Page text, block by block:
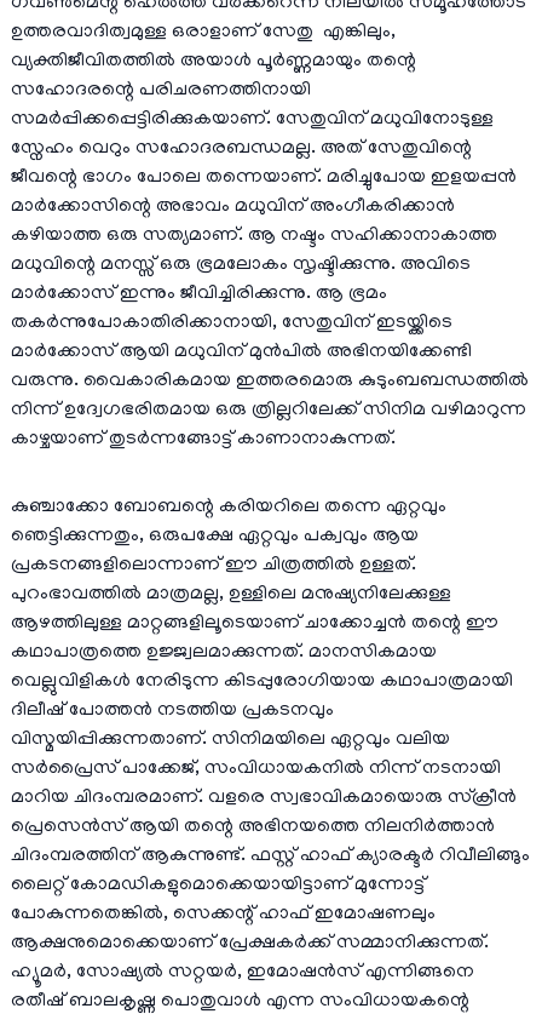
ഉത്തരവാദിത്വമുള്ള ഒരാളാണ് സേതു എങ്കിലും,
വ്യക്തിജീവിതത്തിൽ അയാൾ പൂർണ്ണമായും തന്റെ
സഹോദരന്റെ പരിചരണത്തിനായി
സമർപ്പിക്കപ്പെട്ടിരിക്കുകയാണ്. സേതുവിന് മധുവിനോടുള്ള
സ്നേഹം വെറും സഹോദരബന്ധമല്ല. അത് സേതുവിന്റെ
ജീവന്റെ ഭാഗം പോലെ തന്നെയാണ്. മരിച്ചുപോയ ഇളയപ്പൻ
മാർക്കോസിന്റെ അഭാവം മധുവിന് അംഗീകരിക്കാൻ
കഴിയാത്ത ഒരു സത്യമാണ്. ആ നഷ്ടം സഹിക്കാനാകാത്ത
മധുവിന്റെ മനസ്സ് ഒരു ഭ്രമലോകം സൃഷ്ടിക്കുന്നു. അവിടെ
മാർക്കോസ് ഇന്നും ജീവിച്ചിരിക്കുന്നു. ആ ഭ്രമം
തകർന്നുപോകാതിരിക്കാനായി, സേതുവിന് ഇടയ്ക്കിടെ
മാർക്കോസ് ആയി മധുവിന് മുൻപിൽ അഭിനയിക്കേണ്ടി
വരുന്നു. വൈകാരികമായ ഇത്തരമൊരു കുടുംബബന്ധത്തിൽ
നിന്ന് ഉദ്വേഗഭരിതമായ ഒരു ത്രില്ലറിലേക്ക് സിനിമ വഴിമാറുന്ന
കാഴ്ചയാണ് തുടർന്നങ്ങോട്ട് കാണാനാകുന്നത്.
കുഞ്ചാക്കോ ബോബന്റെ കരിയറിലെ തന്നെ ഏറ്റവും
ഞെട്ടിക്കുന്നതും, ഒരുപക്ഷേ ഏറ്റവും പക്വവും ആയ
പ്രകടനങ്ങളിലൊന്നാണ് ഈ ചിത്രത്തിൽ ഉള്ളത്.
പുറംഭാവത്തിൽ മാത്രമല്ല, ഉള്ളിലെ മനുഷ്യനിലേക്കുള്ള
ആഴത്തിലുള്ള മാറ്റങ്ങളിലൂടെയാണ് ചാക്കോച്ചൻ തന്റെ ഈ
കഥാപാത്രത്തെ ഉജ്ജ്വലമാക്കുന്നത്. മാനസികമായ
വെല്ലുവിളികൾ നേരിടുന്ന കിടപ്പുരോഗിയായ കഥാപാത്രമായി
ദിലീഷ് പോത്തൻ നടത്തിയ പ്രകടനവും
വിസ്മയിപ്പിക്കുന്നതാണ്. സിനിമയിലെ ഏറ്റവും വലിയ
സർപ്രൈസ് പാക്കേജ്, സംവിധായകനിൽ നിന്ന് നടനായി
മാറിയ ചിദംമ്പരമാണ്. വളരെ സ്വഭാവികമായൊരു സ്ക്രീൻ
പ്രെസെൻസ് ആയി തന്റെ അഭിനയത്തെ നിലനിർത്താൻ
ചിദംമ്പരത്തിന് ആകുന്നുണ്ട്. ഫസ്റ്റ് ഹാഫ് ക്യാരക്ടർ റിവീലിങ്ങും
ലൈറ്റ് കോമഡികളുമൊക്കെയായിട്ടാണ് മുന്നോട്ട്
പോകുന്നതെങ്കിൽ, സെക്കന്റ് ഹാഫ് ഇമോഷണലും
ആക്ഷനുമൊക്കെയാണ് പ്രേക്ഷകർക്ക് സമ്മാനിക്കുന്നത്.
ഹ്യൂമർ, സോഷ്യൽ സറ്റയർ, ഇമോഷൻസ് എന്നിങ്ങനെ
രതീഷ് ബാലകൃഷ്ണ പൊതുവാൾ എന്ന സംവിധായകന്റെ